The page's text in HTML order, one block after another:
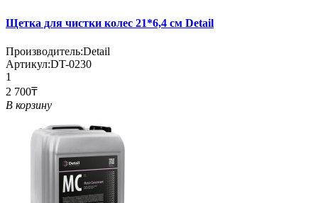
Щетка для чистки колес 21*6,4 см Detail
Производитель:Detail
Артикул:DT-0230
1
2 700₸
В корзину